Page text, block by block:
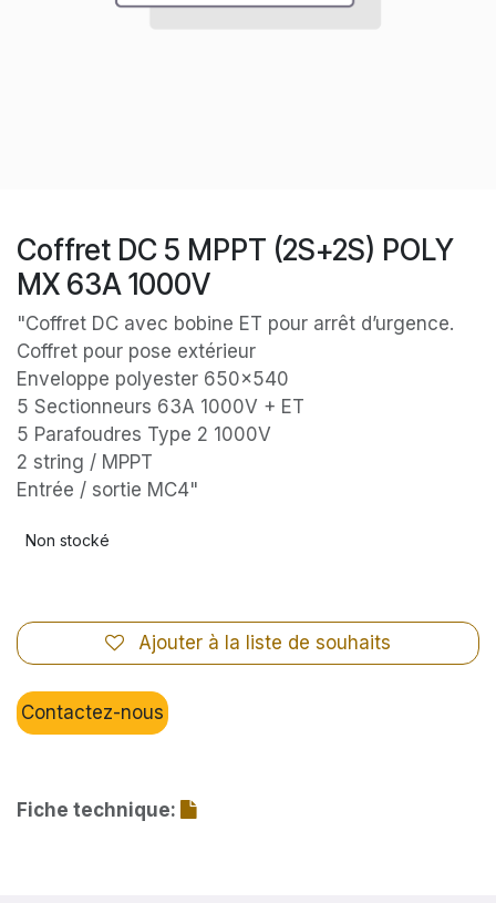
Coffret DC 5 MPPT (2S+2S) POLY
MX 63A 1000V
"Coffret DC avec bobine ET pour arrêt d’urgence.
Coffret pour pose extérieur
Enveloppe polyester 650x540
5 Sectionneurs 63A 1000V + ET
5 Parafoudres Type 2 1000V
2 string / MPPT
Entrée / sortie MC4"
Non stocké
Ajouter à la liste de souhaits
Contactez-nous
Fiche technique: